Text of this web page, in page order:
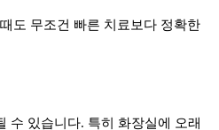
도 무조건 빠른 치료보다 정확한
수 있습니다. 특히 화장실에 오래